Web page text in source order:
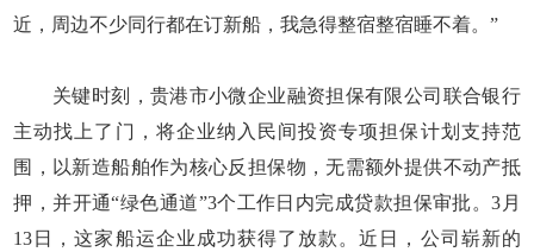
近，周边不少同行都在订新船，我急得整宿整宿睡不着。”
关键时刻，贵港市小微企业融资担保有限公司联合银行
主动找上了门，将企业纳入民间投资专项担保计划支持范
围，以新造船舶作为核心反担保物，无需额外提供不动产抵
押，并开通“绿色通道”3个工作日内完成贷款担保审批。3月
13日，这家船运企业成功获得了放款。近日，公司崭新的